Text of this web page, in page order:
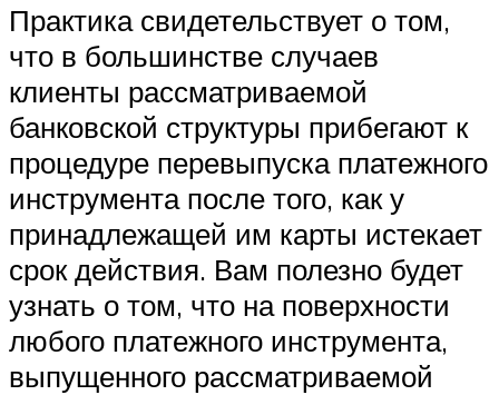
Практика свидетельствует о том,
что в большинстве случаев
клиенты рассматриваемой
банковской структуры прибегают к
процедуре перевыпуска платежного
инструмента после того, как у
принадлежащей им карты истекает
срок действия. Вам полезно будет
узнать о том, что на поверхности
любого платежного инструмента,
выпущенного рассматриваемой